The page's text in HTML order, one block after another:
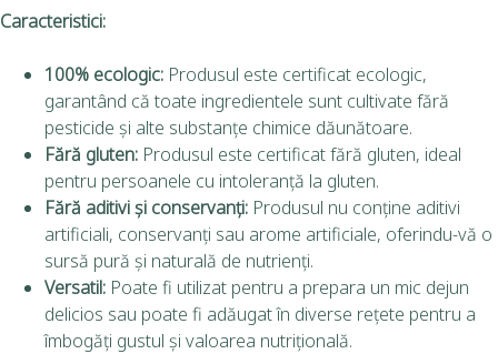
Caracteristici:
100% ecologic: Produsul este certificat ecologic,
garantând că toate ingredientele sunt cultivate fără
pesticide și alte substanțe chimice dăunătoare.
Fără gluten: Produsul este certificat fără gluten, ideal
pentru persoanele cu intoleranță la gluten.
Fără aditivi și conservanți: Produsul nu conține aditivi
artificiali, conservanți sau arome artificiale, oferindu-vă o
sursă pură și naturală de nutrienți.
Versatil: Poate fi utilizat pentru a prepara un mic dejun
delicios sau poate fi adăugat în diverse rețete pentru a
îmbogăți gustul și valoarea nutrițională.